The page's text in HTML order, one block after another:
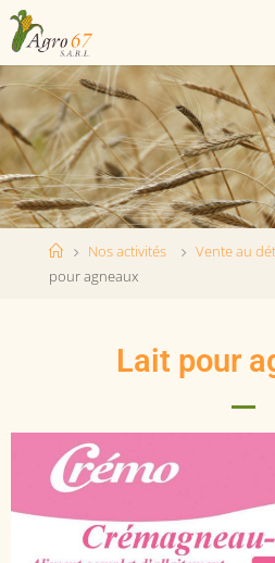
Nos activités Vente au
pour agneaux
Lait pour